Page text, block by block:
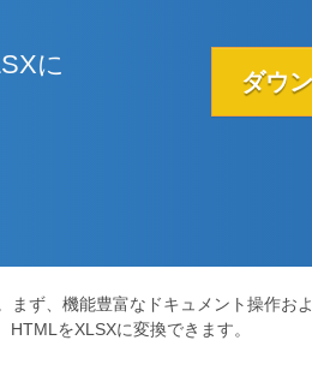
に
ダウ
ず、機能豊富なドキュメント操作お
HTMLをXLSXに変換できます。